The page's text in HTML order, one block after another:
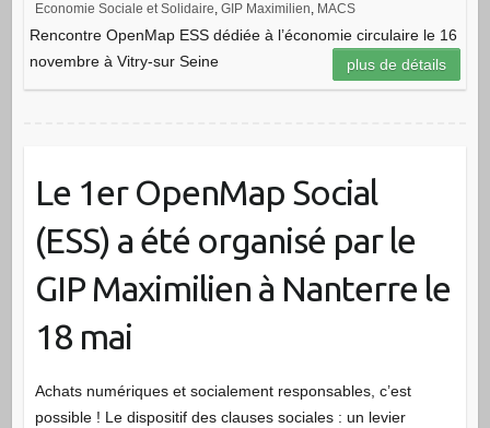
Economie Sociale et Solidaire, GIP Maximilien, MACS
Rencontre OpenMap ESS dédiée à l’économie circulaire le 16
novembre à Vitry-sur Seine
plus de détails
Le 1er OpenMap Social
(ESS) a été organisé par le
GIP Maximilien à Nanterre le
18 mai
Achats numériques et socialement responsables, c’est
possible ! Le dispositif des clauses sociales : un levier